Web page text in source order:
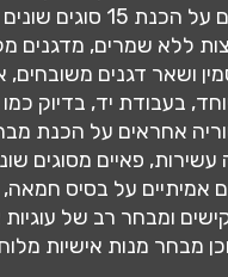
אחראים על הכנת 15
ללא שמרים, מדגנים
ושאר דגנים
בעבודת יד, בדיוק
אחראים על הכנת
עשירות, פאיים מסוגים
אמיתיים על בסיס
ומבחר רב של עוגיות
מבחר מנות אישיות